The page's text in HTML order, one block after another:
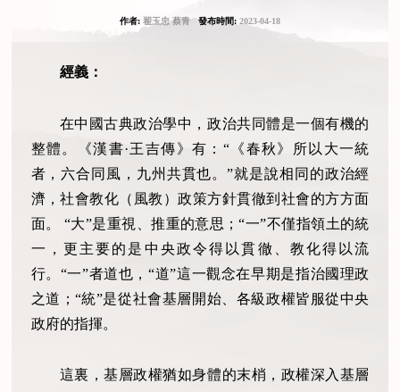
作者: 翟玉忠 蔡青發布時間: 2023-04-18
經義：
在中國古典政治學中，政治共同體是一個有機的
整體。《漢書·王吉傳》有：“《春秋》所以大一統
者，六合同風，九州共貫也。”就是說相同的政治經
濟，社會教化（風教）政策方針貫徹到社會的方方面
面。 “大”是重視、推重的意思；“一”不僅指領土的統
一，更主要的是中央政令得以貫徹、教化得以流
行。“一”者道也，“道”這一觀念在早期是指治國理政
之道；“統”是從社會基層開始、各級政權皆服從中央
政府的指揮。
這裏，基層政權猶如身體的末梢，政權深入基層